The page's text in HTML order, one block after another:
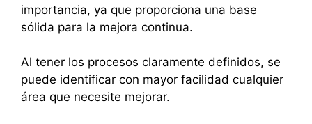
importancia, ya que proporciona una base
sólida para la mejora continua.
Al tener los procesos claramente definidos, se
puede identificar con mayor facilidad cualquier
área que necesite mejorar.